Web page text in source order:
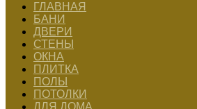
ГЛАВНАЯ
БАНИ
ДВЕРИ
СТЕНЫ
ОКНА
ПЛИТКА
ПОЛЫ
ПОТОЛКИ
ДЛЯ ДОМА